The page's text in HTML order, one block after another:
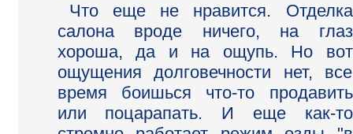
Что еще не нравится. Отделка
салона вроде ничего, на глаз
хороша, да и на ощупь. Но вот
ощущения долговечности нет, все
время боишься что-то продавить
или поцарапать. И еще как-то